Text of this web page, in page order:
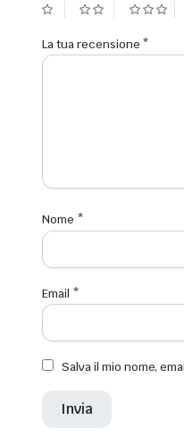
La tua recensione *
Nome *
Email *
Salva il mio nome,